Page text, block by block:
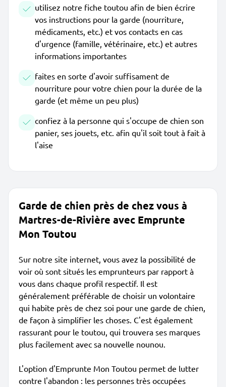
utilisez notre fiche toutou afin de bien écrire
vos instructions pour la garde (nourriture,
médicaments, etc.) et vos contacts en cas
d'urgence (famille, vétérinaire, etc.) et autres
informations importantes
faites en sorte d'avoir suffisament de
nourriture pour votre chien pour la durée de la
garde (et même un peu plus)
confiez à la personne qui s'occupe de chien son
panier, ses jouets, etc. afin qu'il soit tout à fait à
l'aise
Garde de chien près de chez vous à
Martres-de-Rivière avec Emprunte
Mon Toutou
Sur notre site internet, vous avez la possibilité de
voir où sont situés les emprunteurs par rapport à
vous dans chaque profil respectif. Il est
généralement préférable de choisir un volontaire
qui habite près de chez soi pour une garde de chien,
de façon à simplifier les choses. C'est également
rassurant pour le toutou, qui trouvera ses marques
plus facilement avec sa nouvelle nounou.
L'option d'Emprunte Mon Toutou permet de lutter
contre l'abandon : les personnes très occupées